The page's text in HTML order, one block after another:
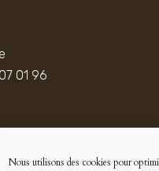
Nous utilisons des cookies pour
01 96